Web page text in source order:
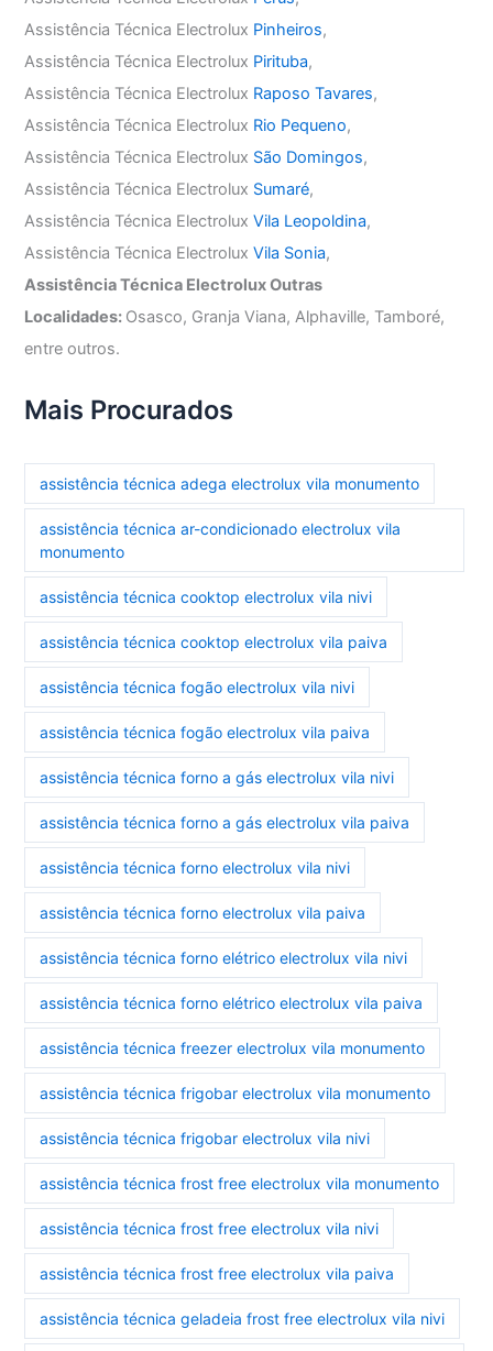
Assistência Técnica Electrolux Pinheiros,
Assistência Técnica Electrolux Pirituba,
Assistência Técnica Electrolux Raposo Tavares,
Assistência Técnica Electrolux Rio Pequeno,
Assistência Técnica Electrolux São Domingos,
Assistência Técnica Electrolux Sumaré,
Assistência Técnica ElectroluxVila Leopoldina,
Assistência Técnica ElectroluxVila Sonia,
Assistência Técnica Electrolux Outras
Localidades: Osasco, Granja Viana, Alphaville, Tamboré,
entre outros.
Mais Procurados
assistência técnica adega electrolux vila monumento
assistência técnica ar-condicionado electrolux vila
monumento
assistência técnica cooktop electrolux vila nivi
assistência técnica cooktop electrolux vila paiva
assistência técnica fogão electrolux vila nivi
assistência técnica fogão electrolux vila paiva
assistência técnica forno a gás electrolux vila nivi
assistência técnica forno a gás electrolux vila paiva
assistência técnica forno electrolux vila nivi
assistência técnica forno electrolux vila paiva
assistência técnica forno elétrico electrolux vila nivi
assistência técnica forno elétrico electrolux vila paiva
assistência técnica freezer electrolux vila monumento
assistência técnica frigobar electrolux vila monumento
assistência técnica frigobar electrolux vila nivi
assistência técnica frost free electrolux vila monumento
assistência técnica frost free electrolux vila nivi
assistência técnica frost free electrolux vila paiva
assistência técnica geladeia frost free electrolux vila nivi